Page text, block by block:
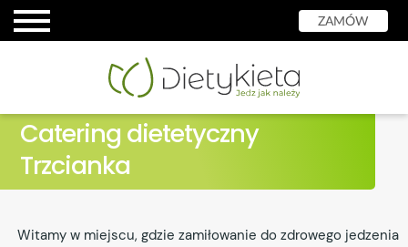
ZAMÓW
Catering dietetyczny
Trzcianka
Witamy w miejscu, gdzie zamiłowanie do zdrowego jedzenia